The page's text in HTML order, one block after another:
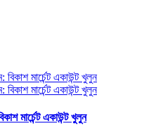
মার্চেন্ট একাউন্ট খুলুন